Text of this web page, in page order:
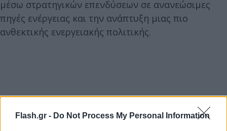
Flash.gr - Do Not Process My Personal Information
μέσω στρατηγικών επενδύσεων σε ανανεώσιμες
πηγές ενέργειας και την ανάπτυξη μιας πιο
ανθεκτικής ενεργειακής πολιτικής.